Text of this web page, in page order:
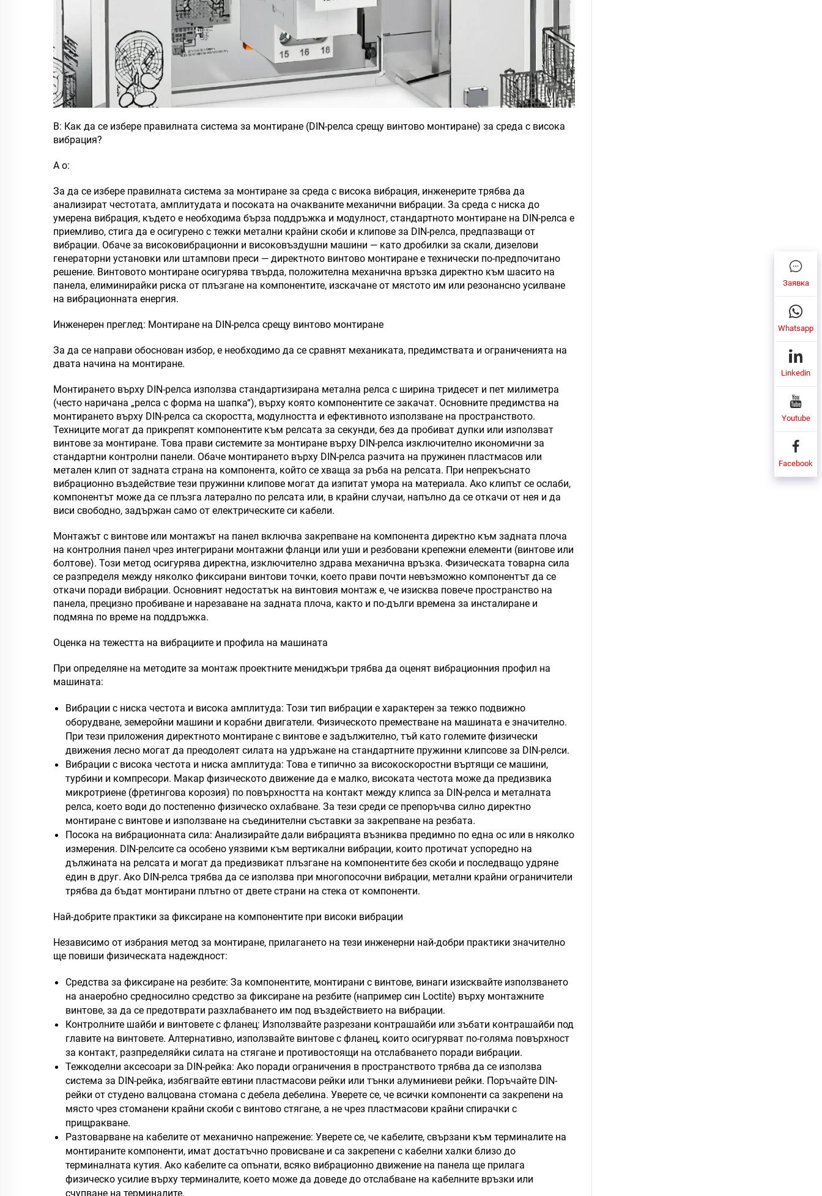
В: Как да се избере правилната система за монтиране (DIN-релса срещу винтово монтиране) за среда с висока
вибрация?
А о:
За да се избере правилната система за монтиране за среда с висока вибрация, инженерите трябва да
анализират честотата, амплитудата и посоката на очакваните механични вибрации. За среда с ниска до
умерена вибрация, където е необходима бърза поддръжка и модулност, стандартното монтиране на DIN-релса е
приемливо, стига да е осигурено с тежки метални крайни скоби и клипове за DIN-релса, предпазващи от
вибрации. Обаче за високовибрационни и високовъздушни машини — като дробилки за скали, дизелови
генераторни установки или штампови преси — директното винтово монтиране е технически по-предпочитано
решение. Винтовото монтиране осигурява твърда, положителна механична връзка директно към шасито на
панела, елиминирайки риска от плъзгане на компонентите, изскачане от мястото им или резонансно усилване
на вибрационната енергия.
Инженерен преглед: Монтиране на DIN-релса срещу винтово монтиране
За да се направи обоснован избор, е необходимо да се сравнят механиката, предимствата и ограниченията на
двата начина на монтиране.
Монтирането върху DIN-релса използва стандартизирана метална релса с ширина тридесет и пет милиметра
(често наричана „релса с форма на шапка“), върху която компонентите се закачат. Основните предимства на
монтирането върху DIN-релса са скоростта, модулността и ефективното използване на пространството.
Техниците могат да прикрепят компонентите към релсата за секунди, без да пробиват дупки или използват
винтове за монтиране. Това прави системите за монтиране върху DIN-релса изключително икономични за
стандартни контролни панели. Обаче монтирането върху DIN-релса разчита на пружинен пластмасов или
метален клип от задната страна на компонента, който се хваща за ръба на релсата. При непрекъснато
вибрационно въздействие тези пружинни клипове могат да изпитат умора на материала. Ако клипът се ослаби,
компонентът може да се плъзга латерално по релсата или, в крайни случаи, напълно да се откачи от нея и да
виси свободно, задържан само от електрическите си кабели.
Монтажът с винтове или монтажът на панел включва закрепване на компонента директно към задната плоча
на контролния панел чрез интегрирани монтажни фланци или уши и резбовани крепежни елементи (винтове или
болтове). Този метод осигурява директна, изключително здрава механична връзка. Физическата товарна сила
се разпределя между няколко фиксирани винтови точки, което прави почти невъзможно компонентът да се
откачи поради вибрации. Основният недостатък на винтовия монтаж е, че изисква повече пространство на
панела, прецизно пробиване и нарезаване на задната плоча, както и по-дълги времена за инсталиране и
подмяна по време на поддръжка.
Оценка на тежестта на вибрациите и профила на машината
При определяне на методите за монтаж проектните мениджъри трябва да оценят вибрационния профил на
машината:
Вибрации с ниска честота и висока амплитуда: Този тип вибрации е характерен за тежко подвижно
оборудване, земеройни машини и корабни двигатели. Физическото преместване на машината е значително.
При тези приложения директното монтиране с винтове е задължително, тъй като големите физически
движения лесно могат да преодолеят силата на удръжане на стандартните пружинни клипсове за DIN-релси.
Вибрации с висока честота и ниска амплитуда: Това е типично за високоскоростни въртящи се машини,
турбини и компресори. Макар физическото движение да е малко, високата честота може да предизвика
микротриене (фретингова корозия) по повърхността на контакт между клипса за DIN-релса и металната
релса, което води до постепенно физическо охлабване. За тези среди се препоръчва силно директно
монтиране с винтове и използване на съединителни съставки за закрепване на резбата.
Посока на вибрационната сила: Анализирайте дали вибрацията възниква предимно по една ос или в няколко
измерения. DIN-релсите са особено уязвими към вертикални вибрации, които протичат успоредно на
дължината на релсата и могат да предизвикат плъзгане на компонентите без скоби и последващо удряне
един в друг. Ако DIN-релса трябва да се използва при многопосочни вибрации, метални крайни ограничители
трябва да бъдат монтирани плътно от двете страни на стека от компоненти.
Най-добрите практики за фиксиране на компонентите при високи вибрации
Независимо от избрания метод за монтиране, прилагането на тези инженерни най-добри практики значително
ще повиши физическата надеждност:
Средства за фиксиране на резбите: За компонентите, монтирани с винтове, винаги изисквайте използването
на анаеробно средносилно средство за фиксиране на резбите (например син Loctite) върху монтажните
винтове, за да се предотврати разхлабването им под въздействието на вибрации.
Контролните шайби и винтовете с фланец: Използвайте разрезани контрашайби или зъбати контрашайби под
главите на винтовете. Алтернативно, използвайте винтове с фланец, които осигуряват по-голяма повърхност
за контакт, разпределяйки силата на стягане и противостоящи на отслабването поради вибрации.
Тежкоделни аксесоари за DIN-рейка: Ако поради ограничения в пространството трябва да се използва
система за DIN-рейка, избягвайте евтини пластмасови рейки или тънки алуминиеви рейки. Поръчайте DIN-
рейки от студено валцована стомана с дебела дебелина. Уверете се, че всички компоненти са закрепени на
място чрез стоманени крайни скоби с винтово стягане, а не чрез пластмасови крайни спирачки с
прищракване.
Разтоварване на кабелите от механично напрежение: Уверете се, че кабелите, свързани към терминалите на
монтираните компоненти, имат достатъчно провисване и са закрепени с кабелни халки близо до
терминалната кутия. Ако кабелите са опънати, всяко вибрационно движение на панела ще прилага
физическо усилие върху терминалите, което може да доведе до отслабване на кабелните връзки или
счупване на терминалите.
Заявка
Whatsapp
Linkedin
Youtube
Facebook